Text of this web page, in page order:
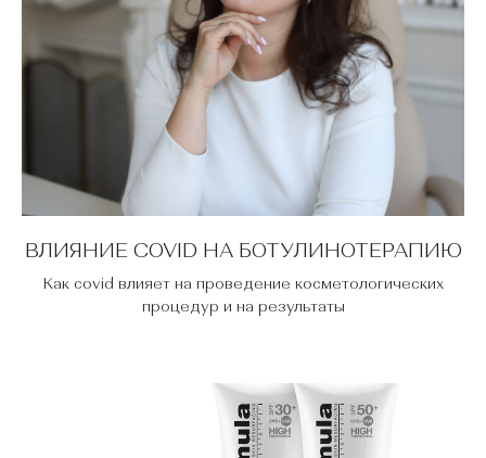
ВЛИЯНИЕ COVID НА БОТУЛИНОТЕРАПИЮ
Как covid влияет на проведение косметологических
процедур и на результаты